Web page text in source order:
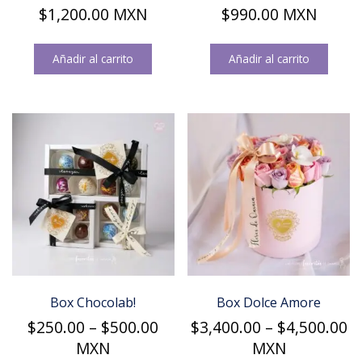
$1,200.00 MXN
Añadir al carrito
$990.00 MXN
Añadir al carrito
Box Chocolab!
$250.00 – $500.00 Price
MXN
Box Dolce Amore
$3,400.00 – $4,500.00
MXN